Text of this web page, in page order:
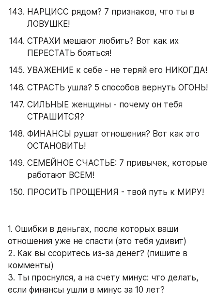
НАРЦИСС рядом? 7 признаков, что ты в
ЛОВУШКЕ!
СТРАХИ мешают любить? Вот как их
ПЕРЕСТАТЬ бояться!
УВАЖЕНИЕ к себе - не теряй его НИКОГДА!
СТРАСТЬ ушла? 5 способов вернуть ОГОНЬ!
СИЛЬНЫЕ женщины - почему он тебя
СТРАШИТСЯ?
ФИНАНСЫ рушат отношения? Вот как это
ОСТАНОВИТЬ!
СЕМЕЙНОЕ СЧАСТЬЕ: 7 привычек, которые
работают ВСЕМ!
ПРОСИТЬ ПРОЩЕНИЯ - твой путь к МИРУ!
1. Ошибки в деньгах, после которых ваши
отношения уже не спасти (это тебя удивит)
2. Как вы ссоритесь из-за денег? (пишите в
комменты)
3. Ты проснулся, а на счету минус: что делать,
если финансы ушли в минус за 10 лет?